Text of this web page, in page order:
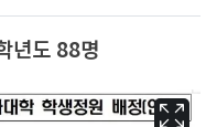
년도 88명